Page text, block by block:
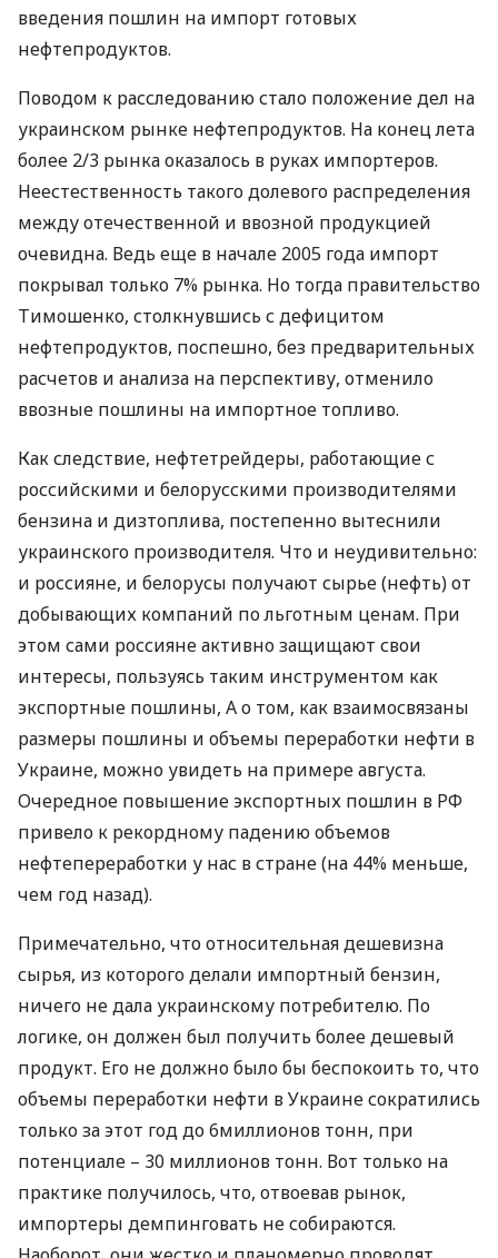
введения пошлин на импорт готовых
нефтепродуктов.
Поводом к расследованию стало положение дел на
украинском рынке нефтепродуктов. На конец лета
более 2/3 рынка оказалось в руках импортеров.
Неестественность такого долевого распределения
между отечественной и ввозной продукцией
очевидна. Ведь еще в начале 2005 года импорт
покрывал только 7% рынка. Но тогда правительство
Тимошенко, столкнувшись с дефицитом
нефтепродуктов, поспешно, без предварительных
расчетов и анализа на перспективу, отменило
ввозные пошлины на импортное топливо.
Как следствие, нефтетрейдеры, работающие с
российскими и белорусскими производителями
бензина и дизтоплива, постепенно вытеснили
украинского производителя. Что и неудивительно:
и россияне, и белорусы получают сырье (нефть) от
добывающих компаний по льготным ценам. При
этом сами россияне активно защищают свои
интересы, пользуясь таким инструментом как
экспортные пошлины, А о том, как взаимосвязаны
размеры пошлины и объемы переработки нефти в
Украине, можно увидеть на примере августа.
Очередное повышение экспортных пошлин в РФ
привело к рекордному падению объемов
нефтепереработки у нас в стране (на 44% меньше,
чем год назад).
Примечательно, что относительная дешевизна
сырья, из которого делали импортный бензин,
ничего не дала украинскому потребителю. По
логике, он должен был получить более дешевый
продукт. Его не должно было бы беспокоить то, что
объемы переработки нефти в Украине сократились
только за этот год до 6миллионов тонн, при
потенциале – 30 миллионов тонн. Вот только на
практике получилось, что, отвоевав рынок,
импортеры демпинговать не собираются.